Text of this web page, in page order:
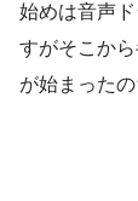
始めは音声
すがそこから
が始まった